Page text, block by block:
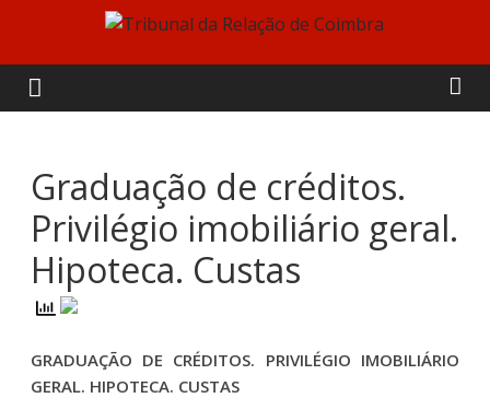
content
Tribunal
da
Relação
de
Coimbra
Graduação de créditos.
Privilégio imobiliário geral.
Hipoteca. Custas
GRADUAÇÃO DE CRÉDITOS. PRIVILÉGIO IMOBILIÁRIO
GERAL. HIPOTECA. CUSTAS